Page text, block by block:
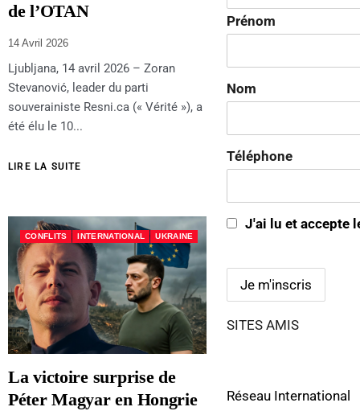
de l’OTAN
14 Avril 2026
Ljubljana, 14 avril 2026 – Zoran
Stevanović, leader du parti
souverainiste Resni.ca (« Vérité »), a
été élu le 10...
LIRE LA SUITE
CONFLITS INTERNATIONAL UKRAINE
La victoire surprise de
Péter Magyar en Hongrie
Prénom
Nom
Téléphone
J'ai lu et accepte
SITES AMIS
Réseau International